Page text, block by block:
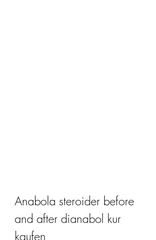
Anabola steroider before
and after dianabol kur
kaufen